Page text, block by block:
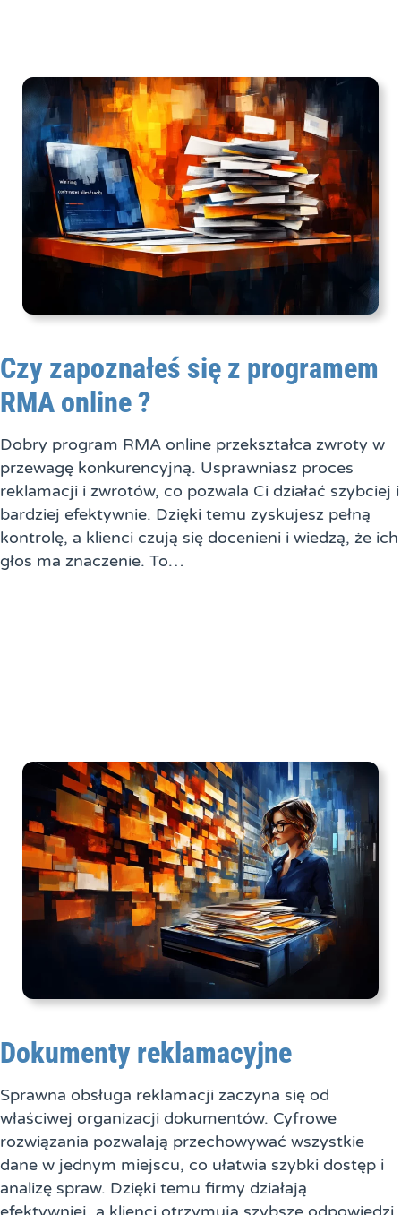
Czy zapoznałeś się z programem
RMA online ?
Dobry program RMA online przekształca zwroty w
przewagę konkurencyjną. Usprawniasz proces
reklamacji i zwrotów, co pozwala Ci działać szybciej i
bardziej efektywnie. Dzięki temu zyskujesz pełną
kontrolę, a klienci czują się docenieni i wiedzą, że ich
głos ma znaczenie. To…
Dokumenty reklamacyjne
Sprawna obsługa reklamacji zaczyna się od
właściwej organizacji dokumentów. Cyfrowe
rozwiązania pozwalają przechowywać wszystkie
dane w jednym miejscu, co ułatwia szybki dostęp i
analizę spraw. Dzięki temu firmy działają